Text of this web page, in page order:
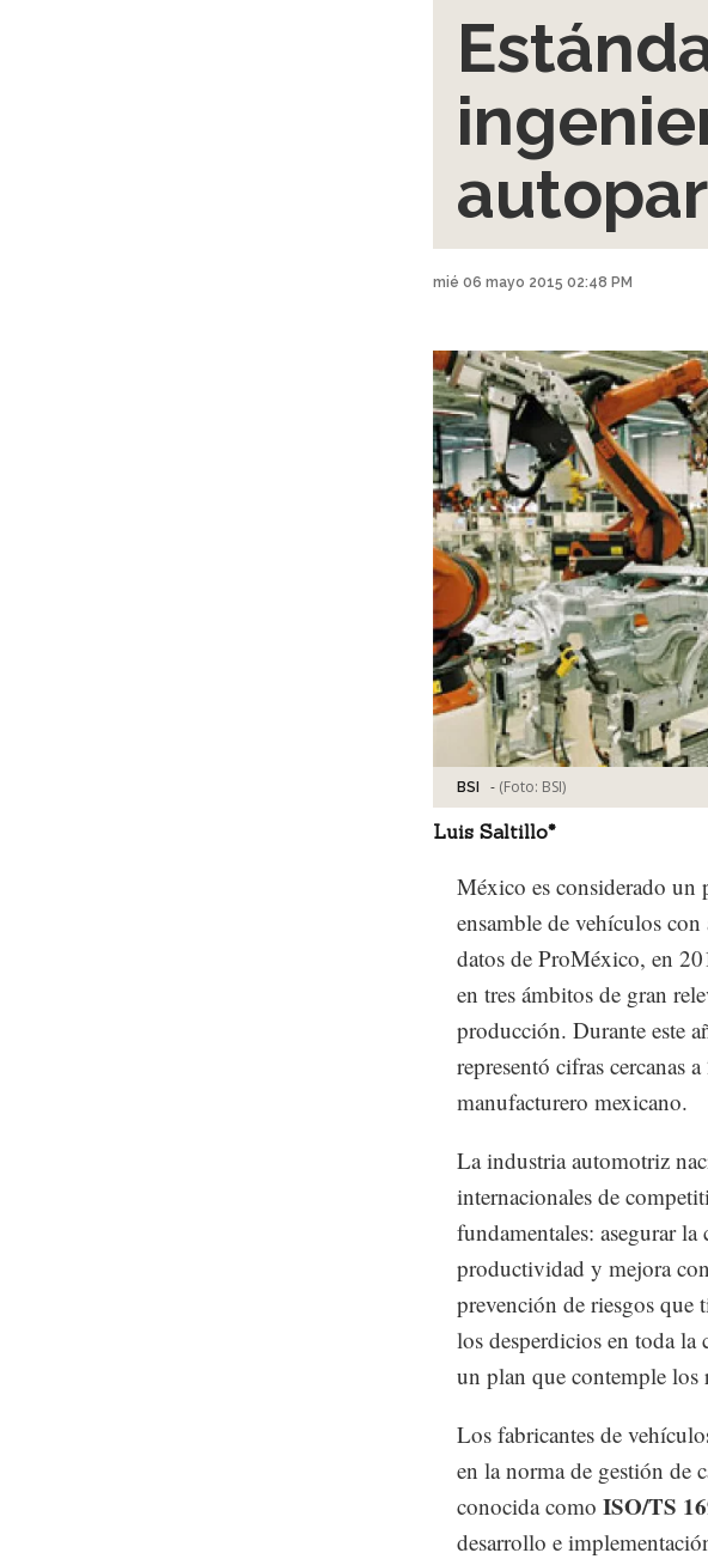
mié 06 mayo 2015 02:48 PM
BSI - (Foto: BSI)
Luis Saltillo*
México es considerado un
ensamble de vehículos
datos de ProMéxico, en
en tres ámbitos de gran
producción. Durante este
representó cifras
manufacturero mexicano.
La industria automotriz
internacionales de
fundamentales: asegurar la
productividad y mejora
prevención de riesgos que
los desperdicios en toda la
un plan que contemple
Los fabricantes de
en la norma de gestión de
conocida como ISO/TS
desarrollo e